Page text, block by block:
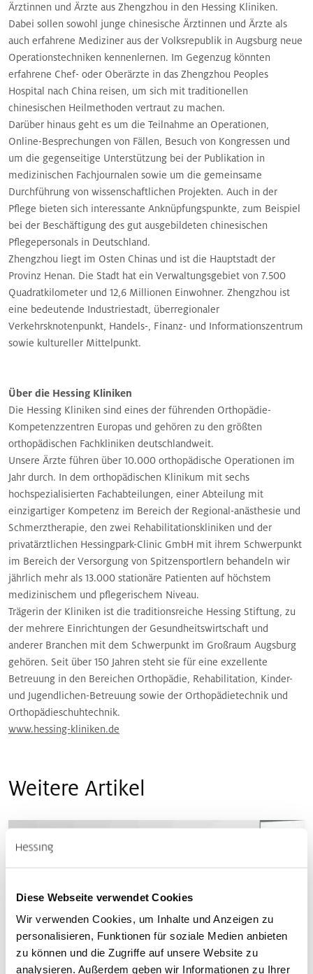
Diese Webseite verwendet Cookies
Wir verwenden Cookies, um Inhalte und Anzeigen zu
personalisieren, Funktionen für soziale Medien anbieten
zu können und die Zugriffe auf unsere Website zu
analysieren. Außerdem geben wir Informationen zu Ihrer
Ärztinnen und Ärzte aus Zhengzhou in den Hessing Kliniken.
Dabei sollen sowohl junge chinesische Ärztinnen und Ärzte als
auch erfahrene Mediziner aus der Volksrepublik in Augsburg neue
Operationstechniken kennenlernen. Im Gegenzug könnten
erfahrene Chef- oder Oberärzte in das Zhengzhou Peoples
Hospital nach China reisen, um sich mit traditionellen
chinesischen Heilmethoden vertraut zu machen.
Darüber hinaus geht es um die Teilnahme an Operationen,
Online-Besprechungen von Fällen, Besuch von Kongressen und
um die gegenseitige Unterstützung bei der Publikation in
medizinischen Fachjournalen sowie um die gemeinsame
Durchführung von wissenschaftlichen Projekten. Auch in der
Pflege bieten sich interessante Anknüpfungspunkte, zum Beispiel
bei der Beschäftigung des gut ausgebildeten chinesischen
Pflegepersonals in Deutschland.
Zhengzhou liegt im Osten Chinas und ist die Hauptstadt der
Provinz Henan. Die Stadt hat ein Verwaltungsgebiet von 7.500
Quadratkilometer und 12,6 Millionen Einwohner. Zhengzhou ist
eine bedeutende Industriestadt, überregionaler
Verkehrsknotenpunkt, Handels-, Finanz- und Informationszentrum
sowie kultureller Mittelpunkt.
Über die Hessing Kliniken
Die Hessing Kliniken sind eines der führenden Orthopädie-
Kompetenzzentren Europas und gehören zu den größten
orthopädischen Fachkliniken deutschlandweit.
Unsere Ärzte führen über 10.000 orthopädische Operationen im
Jahr durch. In dem orthopädischen Klinikum mit sechs
hochspezialisierten Fachabteilungen, einer Abteilung mit
einzigartiger Kompetenz im Bereich der Regional-anästhesie und
Schmerztherapie, den zwei Rehabilitationskliniken und der
privatärztlichen Hessingpark-Clinic GmbH mit ihrem Schwerpunkt
im Bereich der Versorgung von Spitzensportlern behandeln wir
jährlich mehr als 13.000 stationäre Patienten auf höchstem
medizinischem und pflegerischem Niveau.
Trägerin der Kliniken ist die traditionsreiche Hessing Stiftung, zu
der mehrere Einrichtungen der Gesundheitswirtschaft und
anderer Branchen mit dem Schwerpunkt im Großraum Augsburg
gehören. Seit über 150 Jahren steht sie für eine exzellente
Betreuung in den Bereichen Orthopädie, Rehabilitation, Kinder-
und Jugendlichen-Betreuung sowie der Orthopädietechnik und
Orthopädieschuhtechnik.
www.hessing-kliniken.de
Weitere Artikel